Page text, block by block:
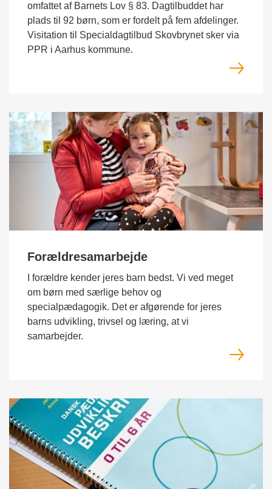
omfattet af Barnets Lov § 83. Dagtilbuddet har
plads til 92 børn, som er fordelt på fem afdelinger.
Visitation til Specialdagtilbud Skovbrynet sker via
PPR i Aarhus kommune.
Forældresamarbejde
I forældre kender jeres barn bedst. Vi ved meget
om børn med særlige behov og
specialpædagogik. Det er afgørende for jeres
barns udvikling, trivsel og læring, at vi
samarbejder.